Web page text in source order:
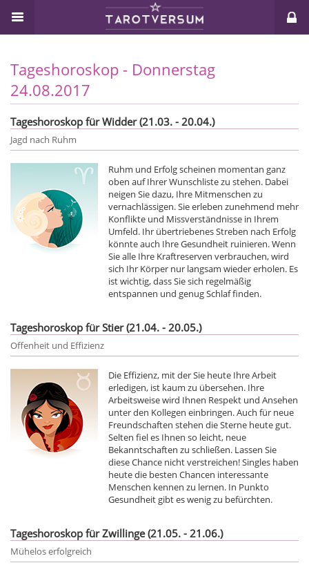
Tageshoroskop - Donnerstag
24.08.2017
Tageshoroskop für Widder (21.03. - 20.04.)
Jagd nach Ruhm
Ruhm und Erfolg scheinen momentan ganz
oben auf Ihrer Wunschliste zu stehen. Dabei
neigen Sie dazu, Ihre Mitmenschen zu
vernachlässigen. Sie erleben zunehmend mehr
Konflikte und Missverständnisse in Ihrem
Umfeld. Ihr übertriebenes Streben nach Erfolg
könnte auch Ihre Gesundheit ruinieren. Wenn
Sie alle Ihre Kraftreserven verbrauchen, wird
sich Ihr Körper nur langsam wieder erholen. Es
ist wichtig, dass Sie sich regelmäßig
entspannen und genug Schlaf finden.
Tageshoroskop für Stier (21.04. - 20.05.)
Offenheit und Effizienz
Die Effizienz, mit der Sie heute Ihre Arbeit
erledigen, ist kaum zu übersehen. Ihre
Arbeitsweise wird Ihnen Respekt und Ansehen
unter den Kollegen einbringen. Auch für neue
Freundschaften stehen die Sterne heute gut.
Selten fiel es Ihnen so leicht, neue
Bekanntschaften zu schließen. Lassen Sie
diese Chance nicht verstreichen! Singles haben
heute die besten Chancen interessante
Menschen kennen zu lernen. In Punkto
Gesundheit gibt es wenig zu befürchten.
Tageshoroskop für Zwillinge (21.05. - 21.06.)
Mühelos erfolgreich